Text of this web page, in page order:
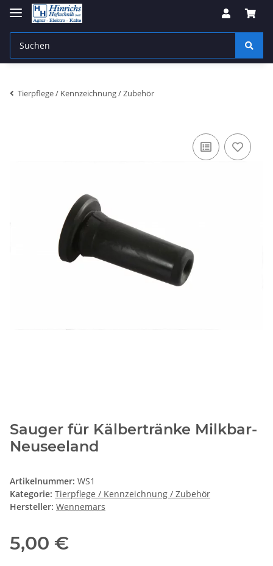
Tierpflege / Kennzeichnung / Zubehör
Sauger für Kälbertränke Milkbar-
Neuseeland
Artikelnummer: WS1
Kategorie: Tierpflege / Kennzeichnung / Zubehör
Hersteller: Wennemars
5,00 €